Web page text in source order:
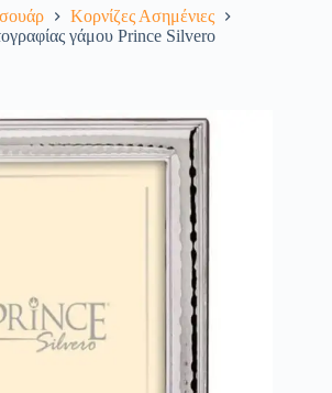
Κορνίζες Ασημένιες
γάμου Prince Silvero